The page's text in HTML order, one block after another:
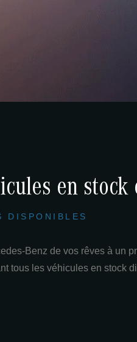
en
DISPONIBLES
Benz de vos rêves à un
tous les véhicules en stock